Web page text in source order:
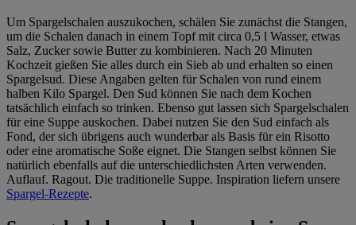
Um Spargelschalen auszukochen, schälen Sie zunächst die Stangen,
um die Schalen danach in einem Topf mit circa 0,5 l Wasser, etwas
Salz, Zucker sowie Butter zu kombinieren. Nach 20 Minuten
Kochzeit gießen Sie alles durch ein Sieb ab und erhalten so einen
Spargelsud. Diese Angaben gelten für Schalen von rund einem
halben Kilo Spargel. Den Sud können Sie nach dem Kochen
tatsächlich einfach so trinken. Ebenso gut lassen sich Spargelschalen
für eine Suppe auskochen. Dabei nutzen Sie den Sud einfach als
Fond, der sich übrigens auch wunderbar als Basis für ein Risotto
oder eine aromatische Soße eignet. Die Stangen selbst können Sie
natürlich ebenfalls auf die unterschiedlichsten Arten verwenden.
Auflauf. Ragout. Die traditionelle Suppe. Inspiration liefern unsere
Spargel-Rezepte.